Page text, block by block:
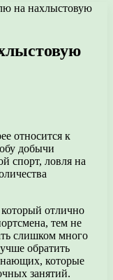
на нахлыстовую
относится к
добычи
спорт, ловля на
отлично
тем не
слишком много
обратить
которые
занятий.